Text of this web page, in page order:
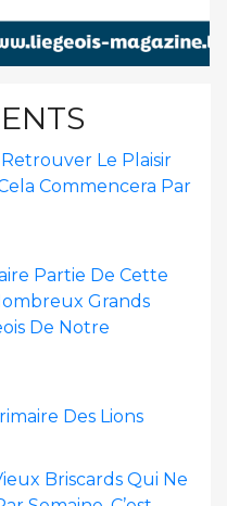
Retrouver Le Plaisir
Commencera Par
Partie De Cette
Grands
De Notre
Des Lions
Briscards Qui Ne